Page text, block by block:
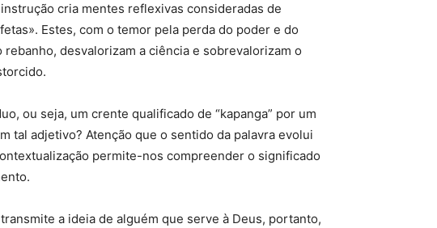
cria mentes reflexivas consideradas de
Estes, com o temor pela perda do poder e do
desvalorizam a ciência e sobrevalorizam o
ou seja, um crente qualificado de “kapanga” por um
tal adjetivo? Atenção que o sentido da palavra evolui
permite-nos compreender o significado
a ideia de alguém que serve à Deus, portanto,